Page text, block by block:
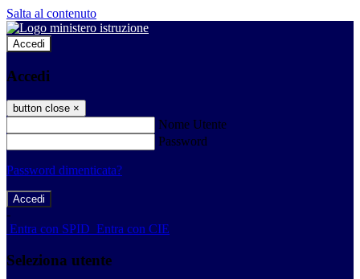
Salta al contenuto
Accedi
Accedi
button close ×
Nome Utente
Password
Password dimenticata?
-
Entra con SPID Entra con CIE
Seleziona utente